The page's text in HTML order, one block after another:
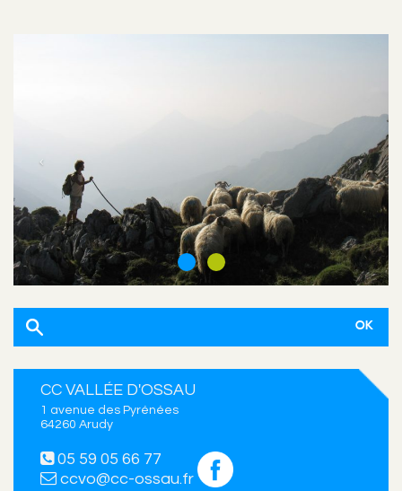
CC VALLÉE D'OSSAU
1 avenue des Pyrénées
64260 Arudy
05 59 05 66 77
ccvo@cc-ossau.fr